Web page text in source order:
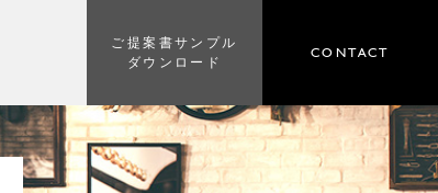
ご提案書サンプル
ダウンロード
CONTACT